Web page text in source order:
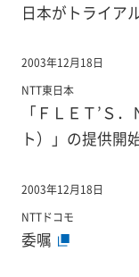
日本がトライア
2003年12月18日
NTT東日本
「ＦＬＥＴ’Ｓ
ト）」の提供開
2003年12月18日
NTTドコモ
委嘱